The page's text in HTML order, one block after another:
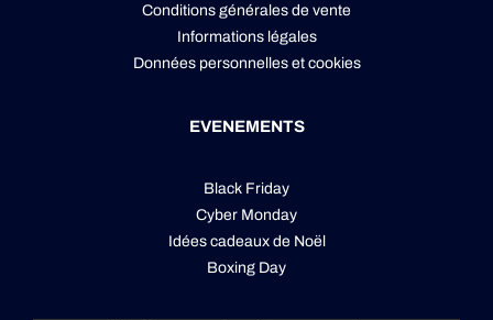
Conditions générales de vente
Informations légales
Données personnelleset cookies
EVENEMENTS
Black Friday
Cyber Monday
Idées cadeaux de Noël
Boxing Day